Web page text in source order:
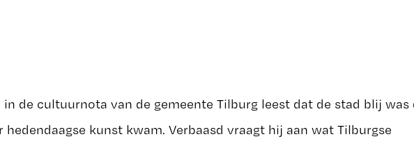
in de cultuurnota van de gemeente Tilburg leest dat de stad blij was
kunst kwam. Verbaasd vraagt hij aan wat Tilburgse